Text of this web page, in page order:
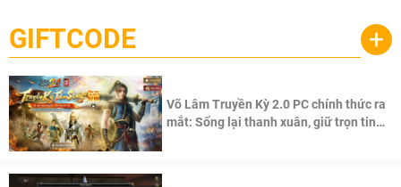
cầu, theo giấy phép chính thức từ công ty game Nhật Bản
Pocketpair, Inc.
GIFTCODE +
Võ Lâm Truyền Kỳ 2.0 PC chính thức ra
mắt: Sống lại thanh xuân, giữ trọn tinh